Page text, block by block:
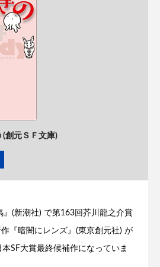
創元ＳＦ文庫)
(新潮社) で第163回芥川龍之介賞
『暗闇にレンズ』(東京創元社) が
SF大賞最終候補作になっていま